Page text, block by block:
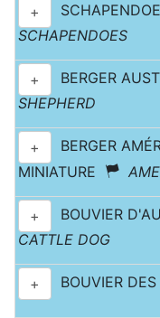
+
SCHAPENDOES
+ BERGER
SHEPHERD
+
BERGER
MINIATURE
+ BOUVIER
CATTLE DOG
+ BOUVIER